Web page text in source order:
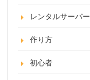
レンタルサーバー
作り方
初心者